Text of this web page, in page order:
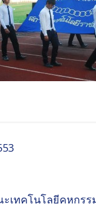
เทคโนโลยีคหกร